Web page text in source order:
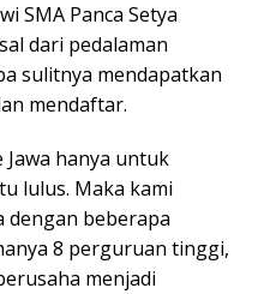
SMA Panca Setya
dari pedalaman
sulitnya mendapatkan
mendaftar.
Jawa hanya untuk
lulus. Maka kami
dengan beberapa
8 perguruan tinggi,
menjadi